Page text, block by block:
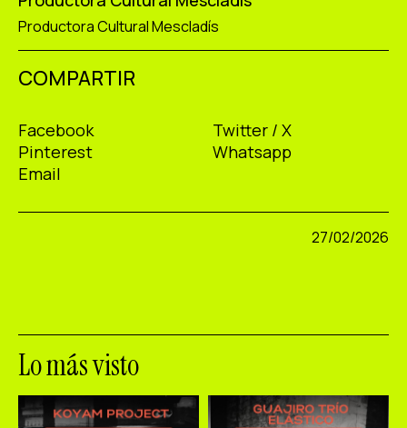
Productora Cultural Mescladís
COMPARTIR
Facebook
Twitter / X
Pinterest
Whatsapp
Email
27/02/2026
Lo más visto